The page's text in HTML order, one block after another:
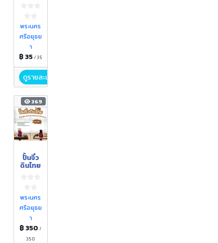
พระนคร
ศรีอยุธย
า
฿ 35 / 35
ดูรายละเอียด
369
ปั้นจิ๋ว
ดินไทย
พระนคร
ศรีอยุธย
า
฿ 350/
350